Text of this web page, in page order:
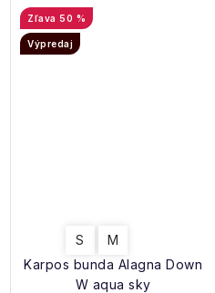
Karpos bunda Alagna Down
W aqua sky
50 %
Výpredaj
S M